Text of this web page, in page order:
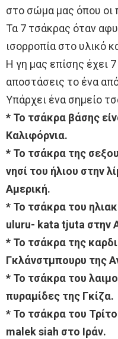
στο σώμα μας όπου οι
Τα 7 τσάκρας όταν
ισορροπία στο υλικό
Η γη μας επίσης έχει
αποστάσεις το ένα
Υπάρχει ένα σημείο
* Το τσάκρα βάσης
Καλιφόρνια.
* Το τσάκρα της
νησί του ήλιου στην
Αμερική.
* Το τσάκρα του
uluru- kata tjuta στην
* Το τσάκρα της
Γκλάνστμπουρυ της
* Το τσάκρα του
πυραμίδες της Γκίζα.
* Το τσάκρα του
malek siah στο Ιράν.